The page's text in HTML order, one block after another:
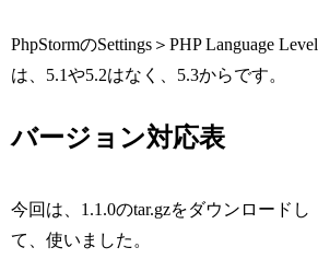
PhpStormのSettings＞PHP Language Level
は、5.1や5.2はなく、5.3からです。
バージョン対応表
今回は、1.1.0のtar.gzをダウンロードし
て、使いました。